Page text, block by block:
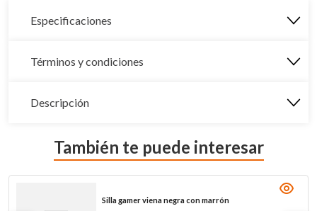
Especificaciones
Términos y condiciones
Descripción
También te puede interesar
Silla gamer viena negra con marrón